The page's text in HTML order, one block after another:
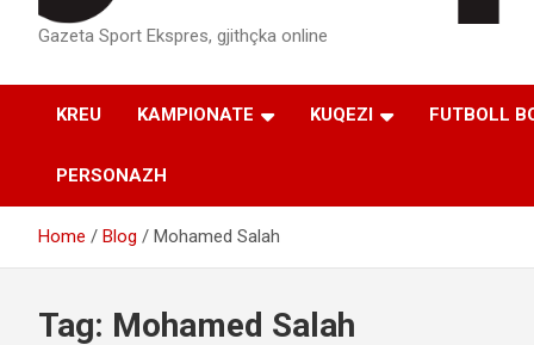
Gazeta Sport Ekspres, gjithçka online
KREU KAMPIONATE KUQEZI FUTBOLL
PERSONAZH
Home Blog Mohamed Salah
Tag: Mohamed Salah